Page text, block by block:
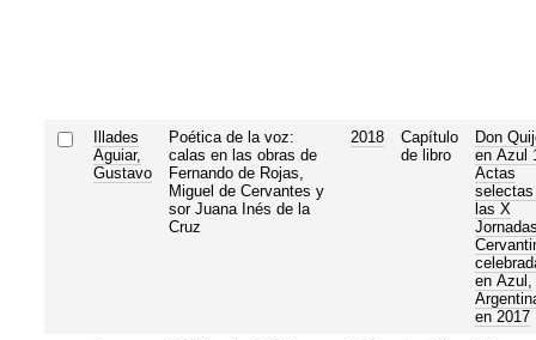
Illades
Aguiar,
Gustavo
Poética de la voz:
calas en las obras de
Fernando de Rojas,
Miguel de Cervantes y
sor Juana Inés de la
Cruz
2018
Capítulo
de libro
Don
en Azul
Actas
selectas
las X
en Azul,
en 2017